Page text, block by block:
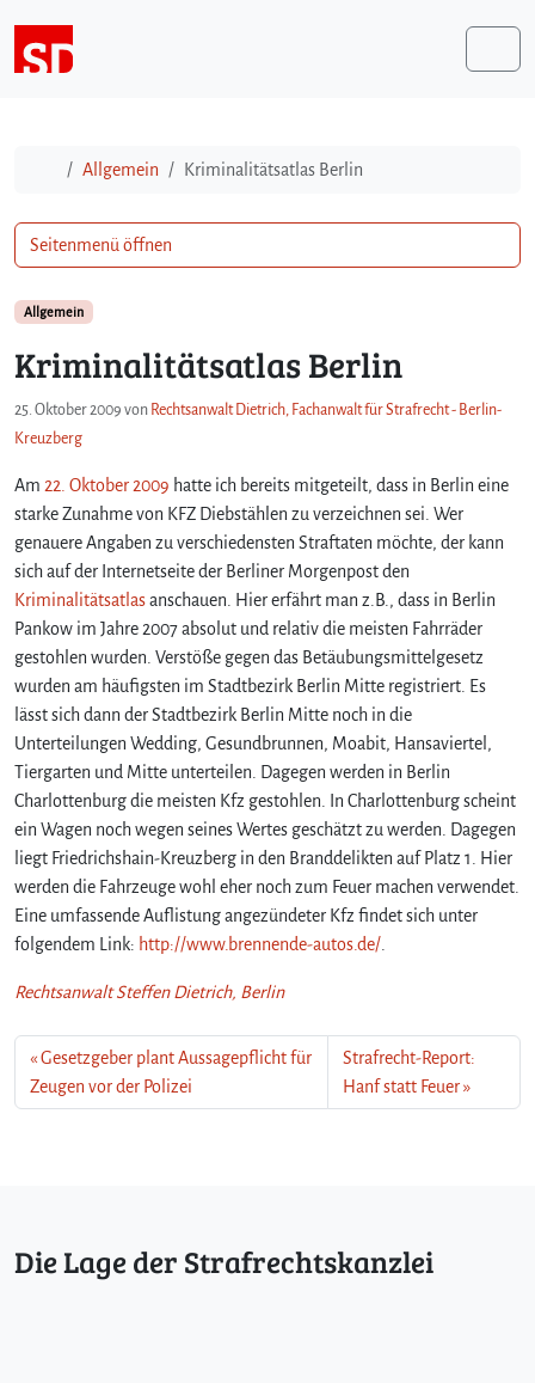
StartAllgemein Kriminalitätsatlas Berlin
Allgemein
Kriminalitätsatlas Berlin
25. Oktober 2009 von Rechtsanwalt Dietrich, Fachanwalt für Strafrecht - Berlin-
Kreuzberg
Am 22. Oktober 2009 hatte ich bereits mitgeteilt, dass in Berlin eine
starke Zunahme von KFZ Diebstählen zu verzeichnen sei. Wer
genauere Angaben zu verschiedensten Straftaten möchte, der kann
sich auf der Internetseite der Berliner Morgenpost den
Kriminalitätsatlasanschauen. Hier erfährt man z.B., dass in Berlin
Pankow im Jahre 2007 absolut und relativ die meisten Fahrräder
gestohlen wurden. Verstöße gegen das Betäubungsmittelgesetz
wurden am häufigsten im Stadtbezirk Berlin Mitte registriert. Es
lässt sich dann der Stadtbezirk Berlin Mitte noch in die
Unterteilungen Wedding, Gesundbrunnen, Moabit, Hansaviertel,
Tiergarten und Mitte unterteilen. Dagegen werden in Berlin
Charlottenburg die meisten Kfz gestohlen. In Charlottenburg scheint
ein Wagen noch wegen seines Wertes geschätzt zu werden. Dagegen
liegt Friedrichshain-Kreuzberg in den Branddelikten auf Platz 1. Hier
werden die Fahrzeuge wohl eher noch zum Feuer machen verwendet.
Eine umfassende Auflistung angezündeter Kfz findet sich unter
folgendem Link: http://www.brennende-autos.de/
Rechtsanwalt Steffen Dietrich, Berlin
Gesetzgeber plant Aussagepflicht für
Zeugen vor der Polizei
Strafrecht-Report:
Hanf statt Feuer
Seitenmenü öffnen
Die Lage der Strafrechtskanzlei